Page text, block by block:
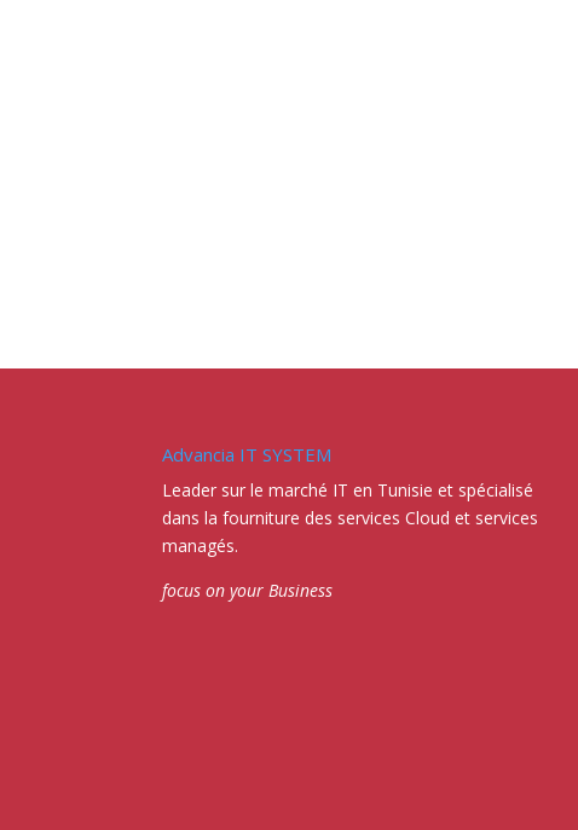
Advancia IT SYSTEM
Leader sur le marché IT en Tunisie et spécialisé
dans la fourniture des services Cloud et services
managés.
focus on your Business